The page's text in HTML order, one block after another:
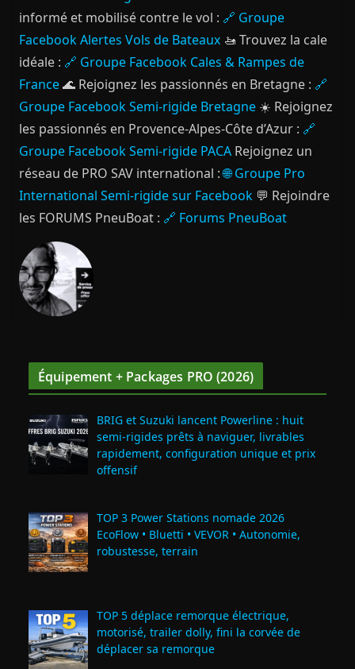
informé et mobilisé contre le vol : 🔗 Groupe
Facebook Alertes Vols de Bateaux 🚤 Trouvez la cale
idéale : 🔗 Groupe Facebook Cales & Rampes de
France🌊 Rejoignez les passionnés en Bretagne : 🔗
Groupe Facebook Semi-rigide Bretagne ☀️ Rejoignez
les passionnés en Provence-Alpes-Côte d’Azur : 🔗
Groupe Facebook Semi-rigide PACA Rejoignez un
réseau de PRO SAV international :🌐 Groupe Pro
International Semi-rigide sur Facebook 💬 Rejoindre
les FORUMS PneuBoat : 🔗 Forums PneuBoat
Équipement + Packages PRO (2026)
BRIG et Suzuki lancent Powerline : huit
semi‑rigides prêts à naviguer, livrables
rapidement, configuration unique et prix
offensif
TOP 3 Power Stations nomade 2026
EcoFlow • Bluetti • VEVOR • Autonomie,
robustesse, terrain
TOP 5 déplace remorque électrique,
motorisé, trailer dolly, fini la corvée de
déplacer sa remorque